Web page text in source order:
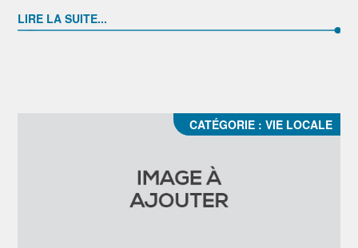
LIRE LA SUITE...
CATÉGORIE : VIE LOCALE